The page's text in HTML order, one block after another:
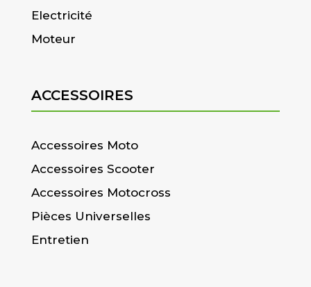
Electricité
Moteur
ACCESSOIRES
Accessoires Moto
Accessoires Scooter
Accessoires Motocross
Pièces Universelles
Entretien